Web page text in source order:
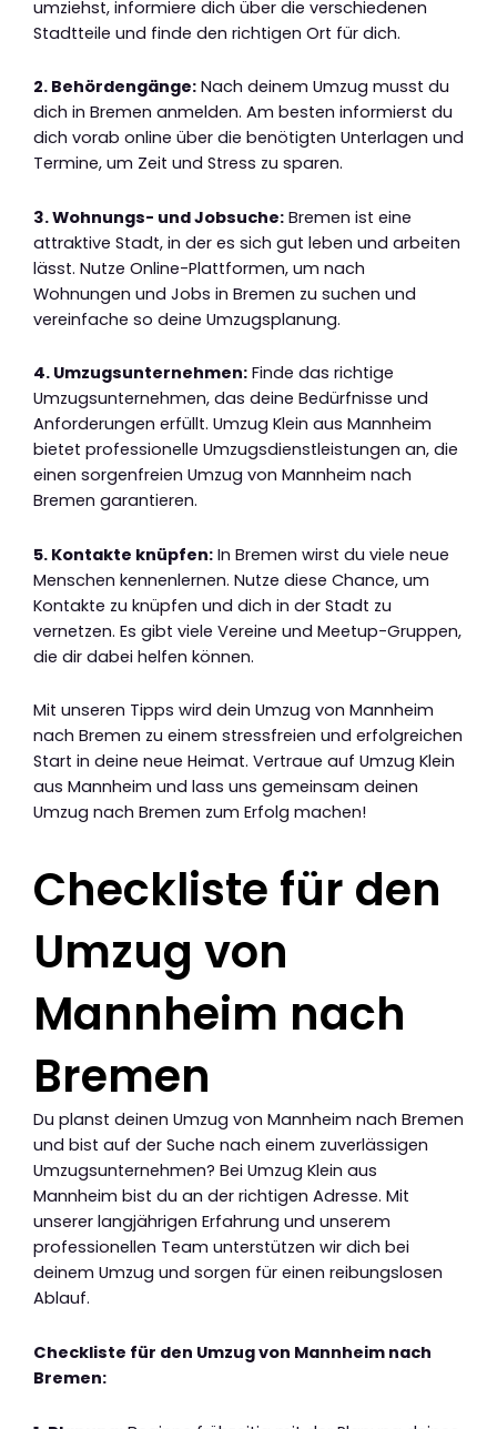
umziehst, informiere dich über die verschiedenen
Stadtteile und finde den richtigen Ort für dich.
2. Behördengänge: Nach deinem Umzug musst du
dich in Bremen anmelden. Am besten informierst du
dich vorab online über die benötigten Unterlagen und
Termine, um Zeit und Stress zu sparen.
3. Wohnungs- und Jobsuche: Bremen ist eine
attraktive Stadt, in der es sich gut leben und arbeiten
lässt. Nutze Online-Plattformen, um nach
Wohnungen und Jobs in Bremen zu suchen und
vereinfache so deine Umzugsplanung.
4. Umzugsunternehmen: Finde das richtige
Umzugsunternehmen, das deine Bedürfnisse und
Anforderungen erfüllt. Umzug Klein aus Mannheim
bietet professionelle Umzugsdienstleistungen an, die
einen sorgenfreien Umzug von Mannheim nach
Bremen garantieren.
5. Kontakte knüpfen: In Bremen wirst du viele neue
Menschen kennenlernen. Nutze diese Chance, um
Kontakte zu knüpfen und dich in der Stadt zu
vernetzen. Es gibt viele Vereine und Meetup-Gruppen,
die dir dabei helfen können.
Mit unseren Tipps wird dein Umzug von Mannheim
nach Bremen zu einem stressfreien und erfolgreichen
Start in deine neue Heimat. Vertraue auf Umzug Klein
aus Mannheim und lass uns gemeinsam deinen
Umzug nach Bremen zum Erfolg machen!
Checkliste für den
Umzug von
Mannheim nach
Bremen
Du planst deinen Umzug von Mannheim nach Bremen
und bist auf der Suche nach einem zuverlässigen
Umzugsunternehmen? Bei Umzug Klein aus
Mannheim bist du an der richtigen Adresse. Mit
unserer langjährigen Erfahrung und unserem
professionellen Team unterstützen wir dich bei
deinem Umzug und sorgen für einen reibungslosen
Ablauf.
Checkliste für den Umzug von Mannheim nach
Bremen: